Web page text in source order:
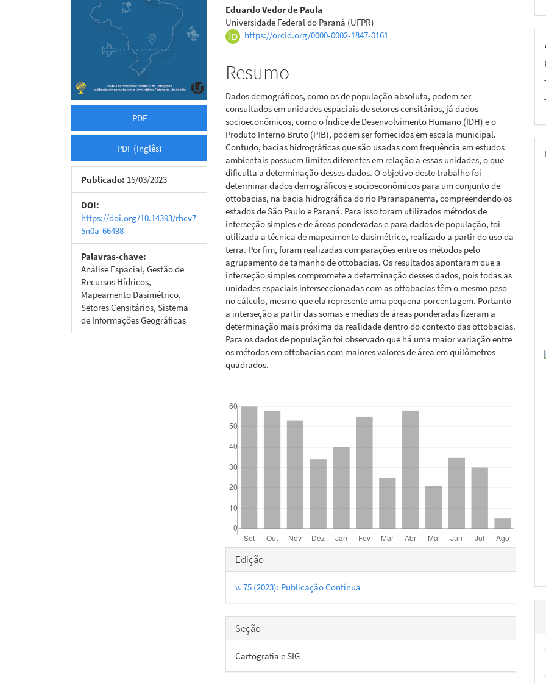
PDF
PDF (Inglês)
Publicado: 16/03/2023
DOI:
https://doi.org/10.14393/rbcv7
5n0a-66498
Palavras-chave:
Análise Espacial, Gestão de
Recursos Hídricos,
Mapeamento Dasimétrico,
Setores Censitários, Sistema
de Informações Geográficas
Eduardo Vedor de Paula
Universidade Federal do Paraná (UFPR)
https://orcid.org/0000-0002-1847-0161
Resumo
Dados demográficos, como os de população absoluta, podem ser
consultados em unidades espaciais de setores censitários, já dados
socioeconômicos, como o Índice de Desenvolvimento Humano (IDH) e o
Produto Interno Bruto (PIB), podem ser fornecidos em escala municipal.
Contudo, bacias hidrográficas que são usadas com frequência em estudos
ambientais possuem limites diferentes em relação a essas unidades, o que
dificulta a determinação desses dados. O objetivo deste trabalho foi
determinar dados demográficos e socioeconômicos para um conjunto de
ottobacias, na bacia hidrográfica do rio Paranapanema, compreendendo os
estados de São Paulo e Paraná. Para isso foram utilizados métodos de
interseção simples e de áreas ponderadas e para dados de população, foi
utilizada a técnica de mapeamento dasimétrico, realizado a partir do uso da
terra. Por fim, foram realizadas comparações entre os métodos pelo
agrupamento de tamanho de ottobacias. Os resultados apontaram que a
interseção simples compromete a determinação desses dados, pois todas as
unidades espaciais interseccionadas com as ottobacias têm o mesmo peso
no cálculo, mesmo que ela represente uma pequena porcentagem. Portanto
a interseção a partir das somas e médias de áreas ponderadas fizeram a
determinação mais próxima da realidade dentro do contexto das ottobacias.
Para os dados de população foi observado que há uma maior variação entre
os métodos em ottobacias com maiores valores de área em quilômetros
quadrados.
Detalhes
do
artigo
Edição
v. 75 (2023): Publicação Contínua
Seção
Cartografia e SIG